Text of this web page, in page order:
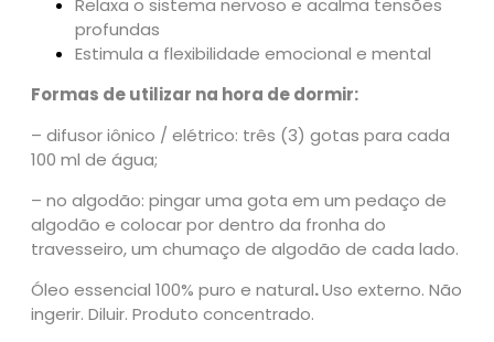
Relaxa o sistema nervoso e acalma tensões
profundas
Estimula a flexibilidade emocional e mental
Formas de utilizar na hora de dormir:
– difusor iônico / elétrico: três (3) gotas para cada
100 ml de água;
– no algodão: pingar uma gota em um pedaço de
algodão e colocar por dentro da fronha do
travesseiro, um chumaço de algodão de cada lado.
Óleo essencial 100% puro e natural.Uso externo. Não
ingerir. Diluir. Produto concentrado.